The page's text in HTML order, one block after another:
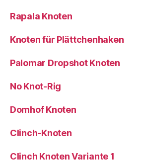
Rapala Knoten
Knoten für Plättchenhaken
Palomar Dropshot Knoten
No Knot-Rig
Domhof Knoten
Clinch-Knoten
Clinch Knoten Variante 1